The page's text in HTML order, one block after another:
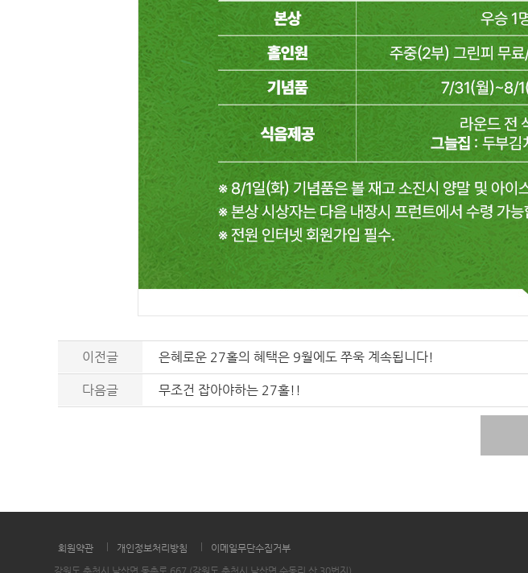
이전글 은혜로운 27홀의 혜택은 9월에도 쭈욱 계속됩니다!
다음글 무조건 잡아야하는 27홀!!
회원약관 개인정보처리방침
이메일무단수집거부
강원도 춘천시 남산면 동촌로 667 (강원도 춘천시 남산면 수동리 산 30번지)